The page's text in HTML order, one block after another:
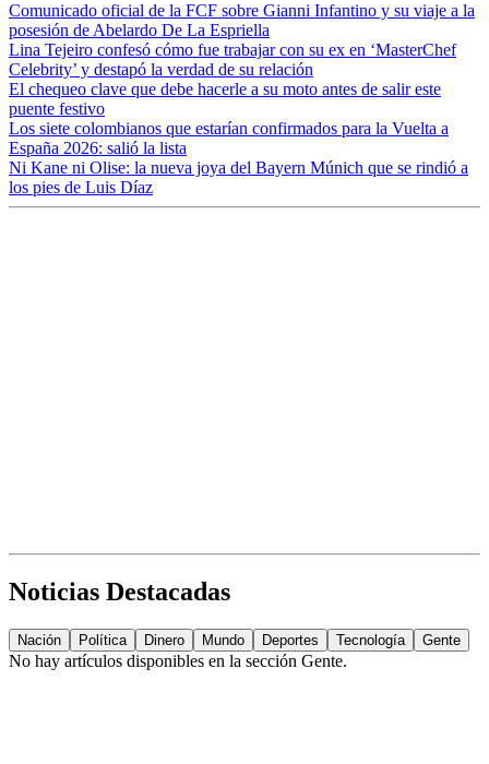
Comunicado oficial de la FCF sobre Gianni Infantino y su viaje a la
posesión de Abelardo De La Espriella
Lina Tejeiro confesó cómo fue trabajar con su ex en ‘MasterChef
Celebrity’ y destapó la verdad de su relación
El chequeo clave que debe hacerle a su moto antes de salir este
puente festivo
Los siete colombianos que estarían confirmados para la Vuelta a
España 2026: salió la lista
Ni Kane ni Olise: la nueva joya del Bayern Múnich que se rindió a
los pies de Luis Díaz
Noticias Destacadas
Nación Política Dinero Mundo Deportes Tecnología Gente
No hay artículos disponibles en la sección Gente.